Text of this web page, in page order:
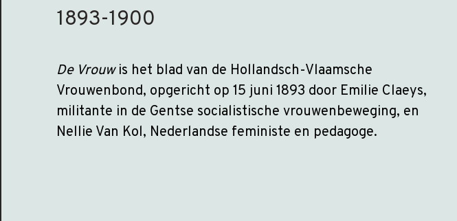
1893-1900
De Vrouwis het blad van de Hollandsch-Vlaamsche
Vrouwenbond, opgericht op 15 juni 1893 door Emilie Claeys,
militante in de Gentse socialistische vrouwenbeweging, en
Nellie Van Kol, Nederlandse feministe en pedagoge.